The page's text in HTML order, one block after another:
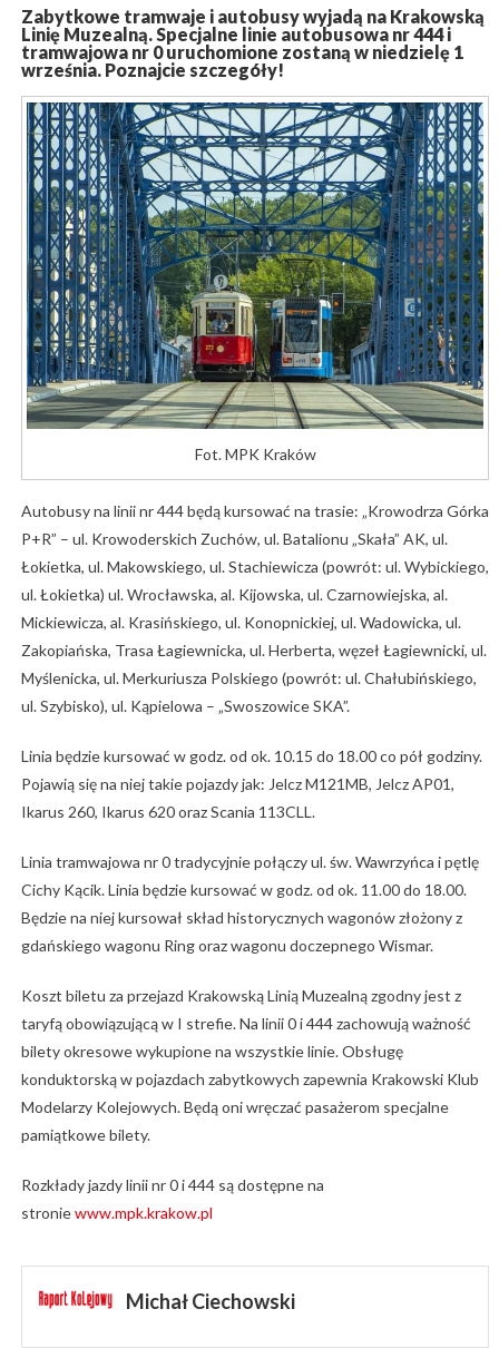
Zabytkowe tramwaje i autobusy wyjadą na Krakowską
Linię Muzealną. Specjalne linie autobusowa nr 444 i
tramwajowa nr 0 uruchomione zostaną w niedzielę 1
września. Poznajcie szczegóły!
Fot. MPK Kraków
Autobusy na linii nr 444 będą kursować na trasie: „Krowodrza Górka
P+R” – ul. Krowoderskich Zuchów, ul. Batalionu „Skała” AK, ul.
Łokietka, ul. Makowskiego, ul. Stachiewicza (powrót: ul. Wybickiego,
ul. Łokietka) ul. Wrocławska, al. Kijowska, ul. Czarnowiejska, al.
Mickiewicza, al. Krasińskiego, ul. Konopnickiej, ul. Wadowicka, ul.
Zakopiańska, Trasa Łagiewnicka, ul. Herberta, węzeł Łagiewnicki, ul.
Myślenicka, ul. Merkuriusza Polskiego (powrót: ul. Chałubińskiego,
ul. Szybisko), ul. Kąpielowa – „Swoszowice SKA”.
Linia będzie kursować w godz. od ok. 10.15 do 18.00 co pół godziny.
Pojawią się na niej takie pojazdy jak: Jelcz M121MB, Jelcz AP01,
Ikarus 260, Ikarus 620 oraz Scania 113CLL.
Linia tramwajowa nr 0 tradycyjnie połączy ul. św. Wawrzyńca i pętlę
Cichy Kącik. Linia będzie kursować w godz. od ok. 11.00 do 18.00.
Będzie na niej kursował skład historycznych wagonów złożony z
gdańskiego wagonu Ring oraz wagonu doczepnego Wismar.
Koszt biletu za przejazd Krakowską Linią Muzealną zgodny jest z
taryfą obowiązującą w I strefie. Na linii 0 i 444 zachowują ważność
bilety okresowe wykupione na wszystkie linie. Obsługę
konduktorską w pojazdach zabytkowych zapewnia Krakowski Klub
Modelarzy Kolejowych. Będą oni wręczać pasażerom specjalne
pamiątkowe bilety.
Rozkłady jazdy linii nr 0 i 444 są dostępne na
stroniewww.mpk.krakow.pl
Michał Ciechowski